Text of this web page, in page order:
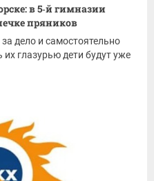
в 5‑й гимназии
пряников
дело и самостоятельно
глазурью дети будут уже